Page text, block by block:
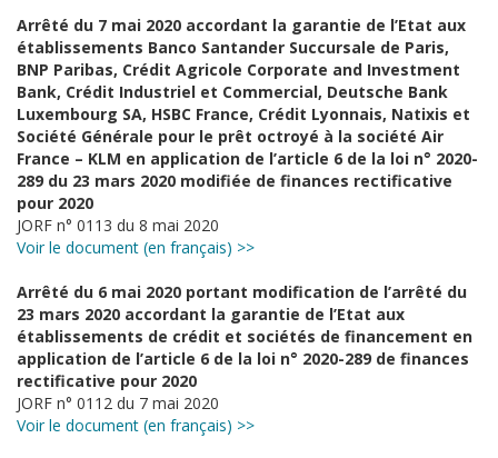
Arrêté du 7 mai 2020 accordant la garantie de l’Etat aux
établissements Banco Santander Succursale de Paris,
BNP Paribas, Crédit Agricole Corporate and Investment
Bank, Crédit Industriel et Commercial, Deutsche Bank
Luxembourg SA, HSBC France, Crédit Lyonnais, Natixis et
Société Générale pour le prêt octroyé à la société Air
France – KLM en application de l’article 6 de la loi n° 2020-
289 du 23 mars 2020 modifiée de finances rectificative
pour 2020
JORF n° 0113 du 8 mai 2020
Voir le document (en français) >>
Arrêté du 6 mai 2020 portant modification de l’arrêté du
23 mars 2020 accordant la garantie de l’Etat aux
établissements de crédit et sociétés de financement en
application de l’article 6 de la loi n° 2020-289 de finances
rectificative pour 2020
JORF n° 0112 du 7 mai 2020
Voir le document (en français) >>